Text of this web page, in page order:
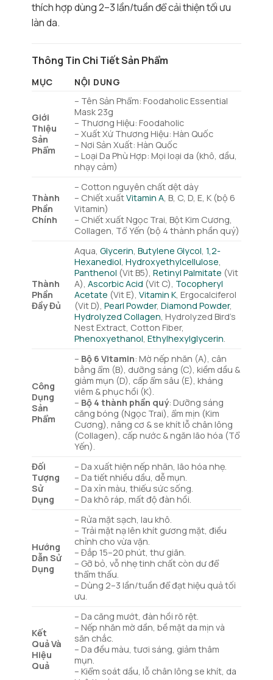
thích hợp dùng 2–3 lần/tuần để cải thiện tối ưu
làn da.
Thông Tin Chi Tiết Sản Phẩm
MỤC NỘI DUNG
Giới
Thiệu
Sản
Phẩm
– Tên Sản Phẩm: Foodaholic Essential
Mask 23g
– Thương Hiệu: Foodaholic
– Xuất Xứ Thương Hiệu: Hàn Quốc
– Nơi Sản Xuất: Hàn Quốc
– Loại Da Phù Hợp: Mọi loại da (khô, dầu,
nhạy cảm)
Thành
Phần
Chính
– Cotton nguyên chất dệt dày
– Chiết xuấtVitamin A, B, C, D, E, K (bộ 6
Vitamin)
– Chiết xuất Ngọc Trai, Bột Kim Cương,
Collagen, Tổ Yến (bộ 4 thành phần quý)
Thành
Phần
Đầy Đủ
Aqua, Glycerin, Butylene Glycol, 1,2-
Hexanediol, Hydroxyethylcellulose,
Panthenol (Vit B5), Retinyl Palmitate (Vit
A), Ascorbic Acid (Vit C), Tocopheryl
Acetate (Vit E), Vitamin K, Ergocalciferol
(Vit D), Pearl Powder, Diamond Powder,
Hydrolyzed Collagen, Hydrolyzed Bird’s
Nest Extract, Cotton Fiber,
Phenoxyethanol, Ethylhexylglycerin.
Công
Dụng
Sản
Phẩm
– Bộ 6 Vitamin: Mờ nếp nhăn (A), cân
bằng ẩm (B), dưỡng sáng (C), kiềm dầu &
giảm mụn (D), cấp ẩm sâu (E), kháng
viêm & phục hồi (K).
– Bộ 4 thành phần quý: Dưỡng sáng
căng bóng (Ngọc Trai), ẩm mịn (Kim
Cương), nâng cơ & se khít lỗ chân lông
(Collagen), cấp nước & ngăn lão hóa (Tổ
Yến).
Đối
Tượng
Sử
Dụng
– Da xuất hiện nếp nhăn, lão hóa nhẹ.
– Da tiết nhiều dầu, dễ mụn.
– Da xỉn màu, thiếu sức sống.
– Da khô ráp, mất độ đàn hồi.
Hướng
Dẫn Sử
Dụng
– Rửa mặt sạch, lau khô.
– Trải mặt nạ lên khít gương mặt, điều
chỉnh cho vừa vặn.
– Đắp 15–20 phút, thư giãn.
– Gỡ bỏ, vỗ nhẹ tinh chất còn dư để
thẩm thấu.
– Dùng 2–3 lần/tuần để đạt hiệu quả tối
ưu.
Kết
Quả Và
Hiệu
Quả
– Da căng mướt, đàn hồi rõ rệt.
– Nếp nhăn mờ dần, bề mặt da mịn và
săn chắc.
– Da đều màu, tươi sáng, giảm thâm
mụn.
– Kiểm soát dầu, lỗ chân lông se khít, da